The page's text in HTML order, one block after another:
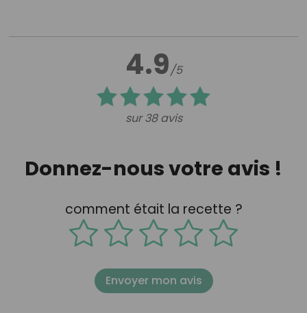
4.9/5
sur 38 avis
Donnez-nous votre avis !
comment était la recette ?
Envoyer mon avis